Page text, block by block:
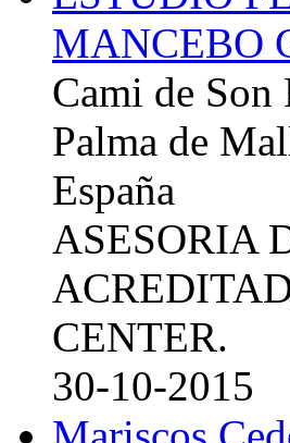
MANCEBO
Cami de Son
Palma de
España
ASESORIA
CENTER.
30-10-2015